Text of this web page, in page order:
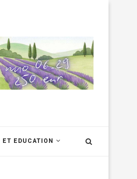
ET EDUCATION